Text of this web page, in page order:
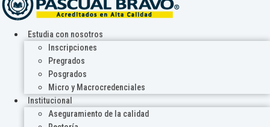
Estudia con nosotros
Inscripciones
Pregrados
Posgrados
Micro y Macrocredenciales
Institucional
Aseguramiento de la calidad